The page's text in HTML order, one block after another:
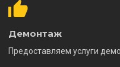
Демонтаж
Предоставляем услуги